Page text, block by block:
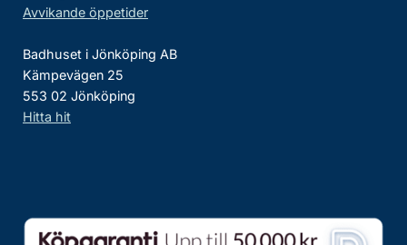
Avvikande öppetider
Badhuset i Jönköping AB
Kämpevägen 25
553 02 Jönköping
Hitta hit